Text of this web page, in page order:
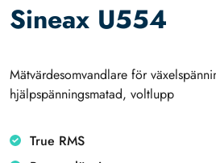
Sineax U554
Mätvärdesomvandlare för
hjälpspänningsmatad, voltlupp
True RMS